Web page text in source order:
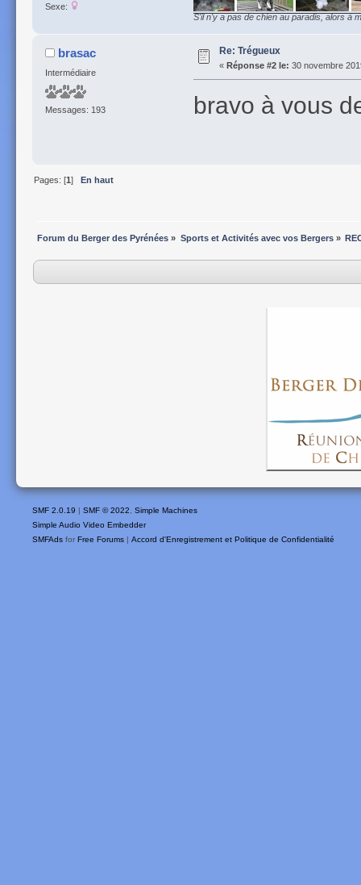
Sexe:
S'il n'y a pas de chien au paradis, alors à
brasac
Intermédiaire
Messages: 193
Re: Trégueux
« Réponse #2 le: 30 novembre
bravo à vous
Pages: [1] En haut
Forum du Berger des Pyrénées » Sports et Activités avec vos Bergers»
SMF 2.0.19 SMF © 2022, Simple Machines
Simple Audio Video Embedder
SMFAds for Free Forums Accord d'Enregistrement et Politique de Confidentialité